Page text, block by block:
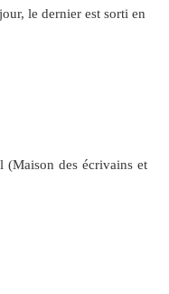
le dernier est sorti en
(Maison des écrivains et